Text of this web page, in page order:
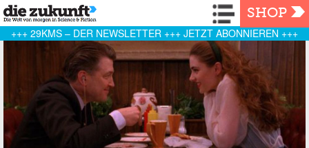
Navigation
SHOP
+++ 29KMS – DER NEWSLETTER +++ JETZT ABONNIEREN +++